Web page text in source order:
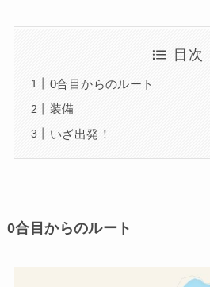
目次
0合目からのルート
装備
いざ出発！
0合目からのルート